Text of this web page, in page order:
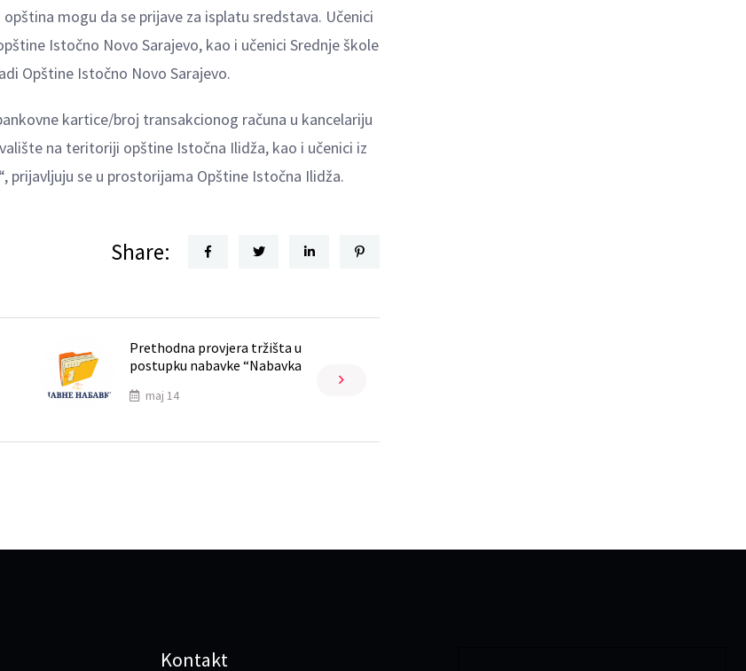
mogu da se prijave za isplatu sredstava. Učenici
Istočno Novo Sarajevo, kao i učenici Srednje škole
Opštine Istočno Novo Sarajevo.
kartice/broj transakcionog računa u kancelariju
na teritoriji opštine Istočna Ilidža, kao i učenici iz
prijavljuju se u prostorijama Opštine Istočna Ilidža.
Share:
Prethodna provjera tržišta u
postupku nabavke “Nabavka
maj 14
Kontakt